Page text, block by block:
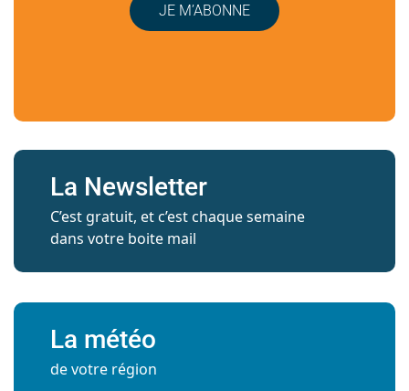
JE M’ABONNE
La Newsletter
C’est gratuit, et c’est chaque semaine
dans votre boite mail
La météo
de votre région